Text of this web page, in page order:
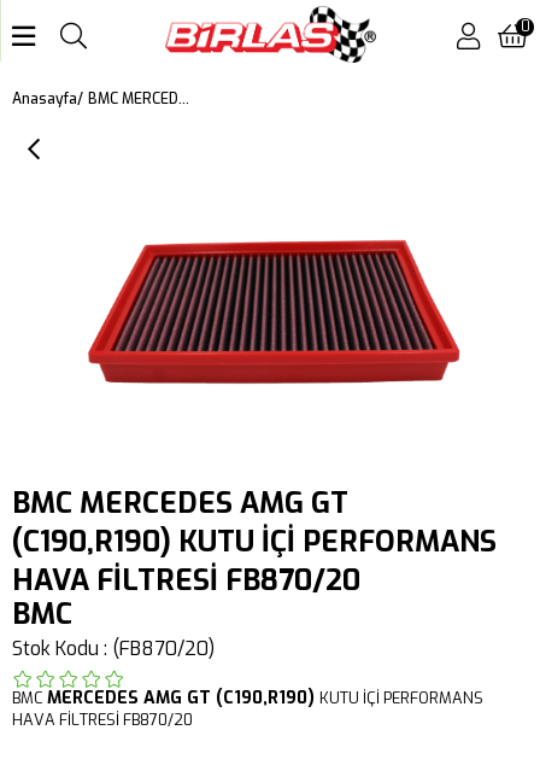
0
Anasayfa BMC MERCEDES AMG GT (C190,R190) KUTU İÇİ PERFORMANS HAVA FİLTRESİ FB870/20
BMC MERCEDES AMG GT
(C190,R190) KUTU İÇİ PERFORMANS
HAVA FİLTRESİ FB870/20
BMC
Stok Kodu (FB870/20)
BMC MERCEDES AMG GT (C190,R190) KUTU İÇİ PERFORMANS
HAVA FİLTRESİ FB870/20